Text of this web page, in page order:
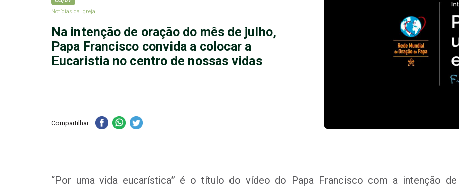
Notícias da Igreja
Na intenção de oração do mês de julho,
Papa Francisco convida a colocar a
Eucaristia no centro de nossas vidas
Compartilhar
“Por uma vida eucarística” é o título do vídeo do Papa Francisco com a intenção